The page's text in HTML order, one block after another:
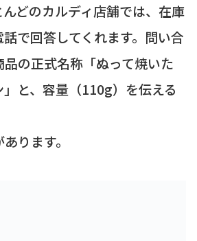
どのカルディ店舗では、在庫
で回答してくれます。問い合
の正式名称「ぬって焼いた
と、容量（110g）を伝える
ります。